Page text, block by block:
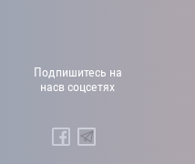
Подпишитесь на
насв соцсетях